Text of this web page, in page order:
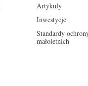
Artykuły
Inwestycje
Standardy
małoletnich